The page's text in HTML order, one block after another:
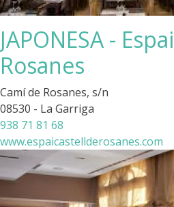
JAPONESA -
Rosanes
Camí de Rosanes, s/n
08530 - La Garriga
938 71 81 68
www.espaicastellderosanes.com